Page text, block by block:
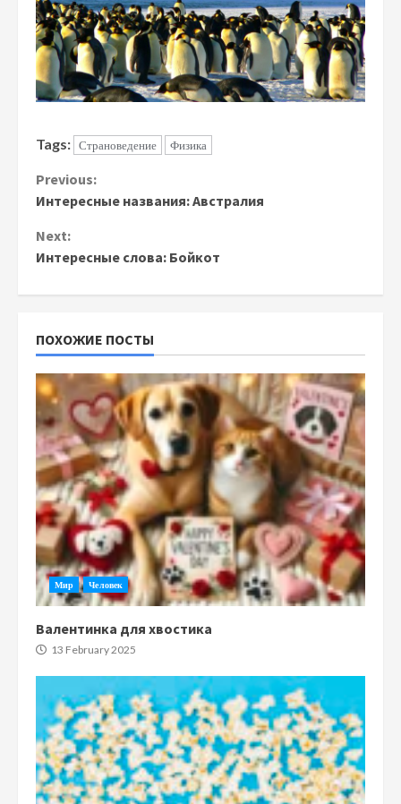
Tags: Страноведение Физика
Continue
Reading
Previous:
Интересные названия: Австралия
Next:
Интересные слова: Бойкот
ПОХОЖИЕ ПОСТЫ
Мир Человек
Валентинка для хвостика
13 February 2025